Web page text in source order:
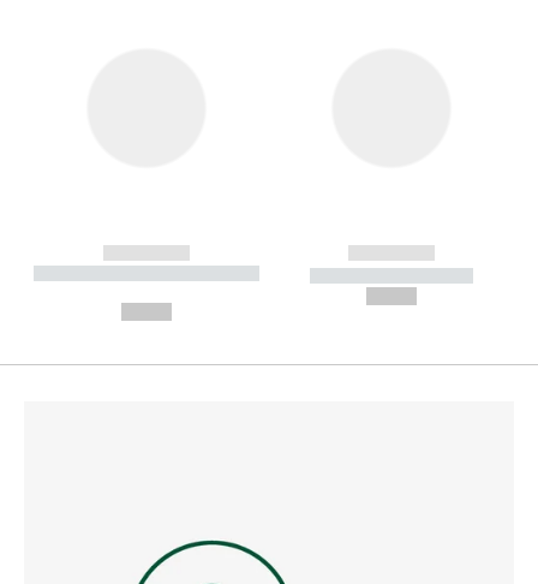
------------
----------- ----------- --------
------------
----------- -----------